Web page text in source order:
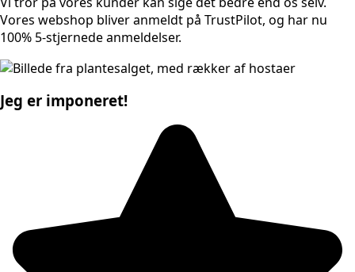
Vores webshop bliver anmeldt på TrustPilot, og har nu
100% 5-stjernede anmeldelser.
Jeg er imponeret!